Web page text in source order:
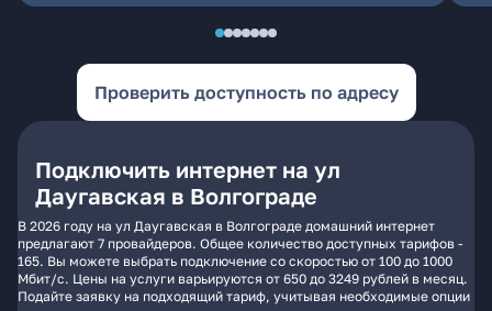
Проверить доступность по адресу
Подключить интернет на ул
Даугавская в Волгограде
В 2026 году на ул Даугавская в Волгограде домашний интернет
предлагают 7 провайдеров. Общее количество доступных тарифов -
165. Вы можете выбрать подключение со скоростью от 100 до 1000
Мбит/с. Цены на услуги варьируются от 650 до 3249 рублей в месяц.
Подайте заявку на подходящий тариф, учитывая необходимые опции